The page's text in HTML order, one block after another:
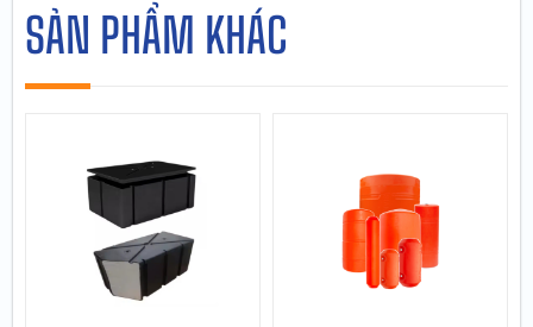
SẢN PHẨM KHÁC